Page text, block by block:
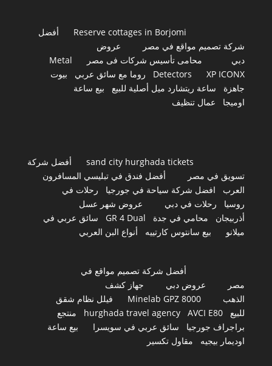
Reserve cottages in Borjomi
أفضل
شركة تصميم مواقع في مصر
عروض
دبي
محامى تأسيس شركات فى مصر
Metal
Detectors
XP ICONX روما مع سائق عربي
بيوت
جاهزة
ساعة ريتشارد ميل أصلية للبيع
بيع ساعة
اوميجا
عمال تنظيف
sand city hurghada tickets
أفضل شركة
تسويق في مصر
أفضل فندق في تبليسي المسافرون
العرب
افضل شركة سياحة في جورجيا
رحلات في
روسيا
رحلات في دبي
عروض شهر عسل
أذربيجان
محامي في جدة GR 4 Dual
سائق عربي في
ميلانو
بيع سانتوس كارتييه أنواع البن العربي
أفضل شركة تصميم مواقع في
مصر
عروض دبي
جهاز كشف
الذهب
Minelab GPZ 8000
فيلل نظام شقق
للبيع
hurghada travel agency AVCI E80
منتجع
براجراف جورجيا
سائق عربي في سويسرا
بيع ساعة
اوديمار بيجيه
مقاول تكسير